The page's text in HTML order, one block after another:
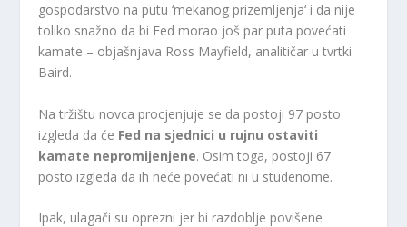
gospodarstvo na putu ‘mekanog prizemljenja‘ i da nije
toliko snažno da bi Fed morao još par puta povećati
kamate – objašnjava Ross Mayfield, analitičar u tvrtki
Baird.
Na tržištu novca procjenjuje se da postoji 97 posto
izgleda da će Fed na sjednici u rujnu ostaviti
kamate nepromijenjene. Osim toga, postoji 67
posto izgleda da ih neće povećati ni u studenome.
Ipak, ulagači su oprezni jer bi razdoblje povišene